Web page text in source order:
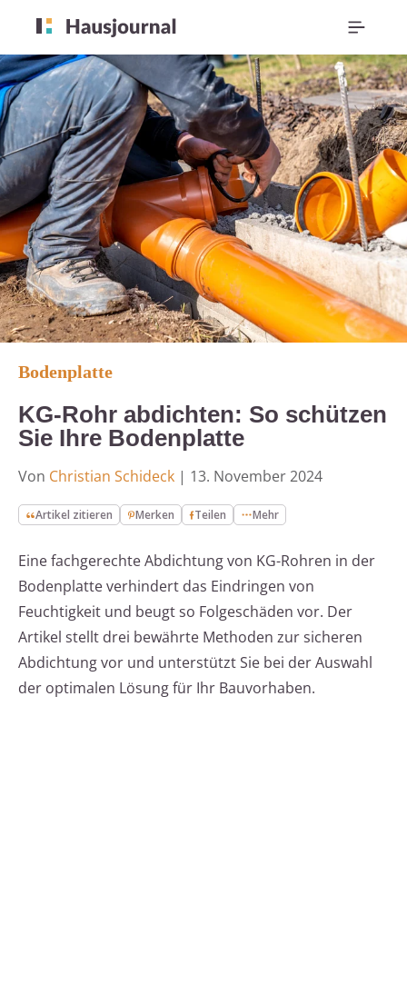
Bodenplatte
KG-Rohr abdichten: So schützen
Sie Ihre Bodenplatte
Von Christian Schideck | 13. November 2024
Artikel zitieren Merken Teilen Mehr
Eine fachgerechte Abdichtung von KG-Rohren in der
Bodenplatte verhindert das Eindringen von
Feuchtigkeit und beugt so Folgeschäden vor. Der
Artikel stellt drei bewährte Methoden zur sicheren
Abdichtung vor und unterstützt Sie bei der Auswahl
der optimalen Lösung für Ihr Bauvorhaben.